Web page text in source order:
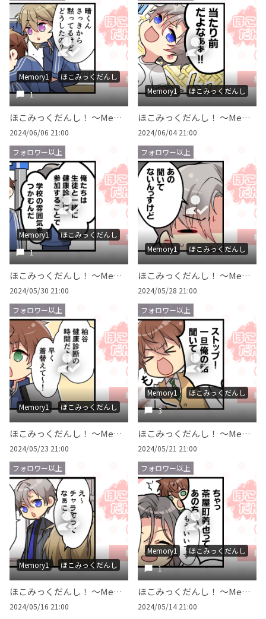
Memory1
ほこみっくだんし
1
ほこみっくだんし！ ～Memory 1～ #020
2024/06/06 21:00
Memory1 ほこみっくだんし
ほこみっくだんし！ ～Memory 1～ #019
2024/06/04 21:00
フォロワー以上
Memory1
ほこみっくだんし
1
ほこみっくだんし！ ～Memory 1～ #018
2024/05/30 21:00
フォロワー以上
Memory1 ほこみっくだんし
ほこみっくだんし！ ～Memory 1～ #017
2024/05/28 21:00
フォロワー以上
Memory1 ほこみっくだんし
ほこみっくだんし！ ～Memory 1～ #016
2024/05/23 21:00
フォロワー以上
Memory1
ほこみっくだんし
3
ほこみっくだんし！ ～Memory 1～ #015
2024/05/21 21:00
フォロワー以上
Memory1 ほこみっくだんし
ほこみっくだんし！ ～Memory 1～ #014
2024/05/16 21:00
フォロワー以上
Memory1
ほこみっくだんし
1
ほこみっくだんし！ ～Memory 1～ #013
2024/05/14 21:00